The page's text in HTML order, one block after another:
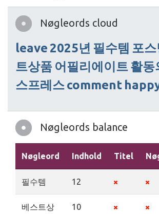
Nøgleords cloud
leave2025년 필수템 포
트상품 어필리에이트활동
스프레스comment
Nøgleords balance
Nøgleord Indhold Titel
필수템 12
베스트상
10